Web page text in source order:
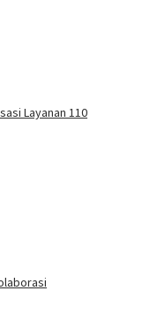
Layanan 110